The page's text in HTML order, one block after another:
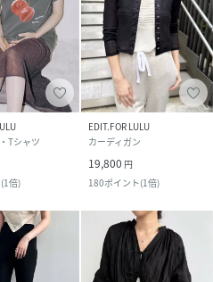
Tシャツ
(1倍)
EDIT.FOR LULU
カーディガン
19,800 円
180ポイント(1倍)